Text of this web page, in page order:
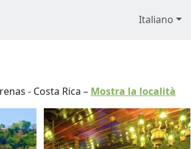
Italiano
- Costa Rica – Mostra la località